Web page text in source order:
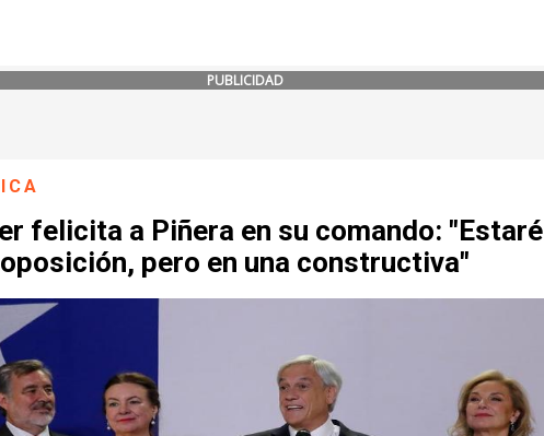
PUBLICIDAD
felicita a Piñera en su comando: "Estaré
pero en una constructiva"